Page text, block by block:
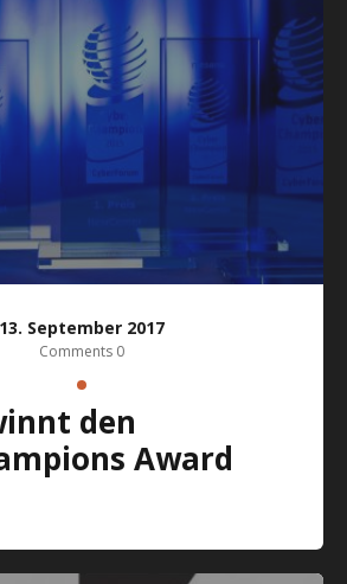
13. September 2017
Comments 0
Award